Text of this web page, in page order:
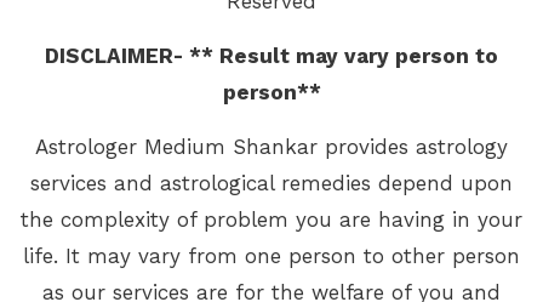
DISCLAIMER- ** Result may vary person to
person**
Astrologer Medium Shankar provides astrology
services and astrological remedies depend upon
the complexity of problem you are having in your
life. It may vary from one person to other person
as our services are for the welfare of you and